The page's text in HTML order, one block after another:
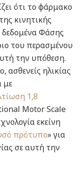
ότι το φάρμακο
κινητικής
δεδομένα Φάσης
του περασμένου
την υπόθεση.
ασθενείς ηλικίας
με
1,8
Motor Scale
εκείνη
πρότυπo» για
σε αυτή την